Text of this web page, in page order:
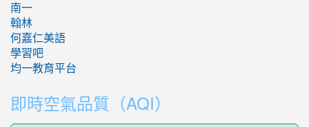
南一
翰林
何嘉仁美語
學習吧
均一教育平台
即時空氣品質（AQI）